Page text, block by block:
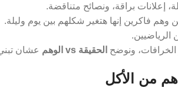
إعلانات براقة، ونصائح متناقضة.
وهم فاكرين إنها هتغير شكلهم بين يوم وليلة.
الرياضيين.
ونوضح الحقيقة vs الوهم عشان
من الأكل